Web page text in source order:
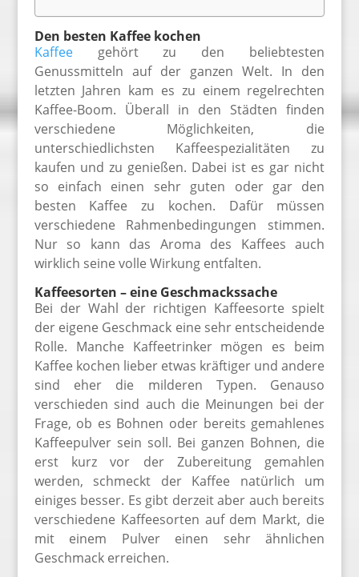
Den besten Kaffee kochen
Kaffeegehört zu den beliebtesten
Genussmitteln auf der ganzen Welt. In den
letzten Jahren kam es zu einem regelrechten
Kaffee-Boom. Überall in den Städten finden
verschiedene Möglichkeiten, die
unterschiedlichsten Kaffeespezialitäten zu
kaufen und zu genießen. Dabei ist es gar nicht
so einfach einen sehr guten oder gar den
besten Kaffee zu kochen. Dafür müssen
verschiedene Rahmenbedingungen stimmen.
Nur so kann das Aroma des Kaffees auch
wirklich seine volle Wirkung entfalten.
Kaffeesorten – eine Geschmackssache
Bei der Wahl der richtigen Kaffeesorte spielt
der eigene Geschmack eine sehr entscheidende
Rolle. Manche Kaffeetrinker mögen es beim
Kaffee kochen lieber etwas kräftiger und andere
sind eher die milderen Typen. Genauso
verschieden sind auch die Meinungen bei der
Frage, ob es Bohnen oder bereits gemahlenes
Kaffeepulver sein soll. Bei ganzen Bohnen, die
erst kurz vor der Zubereitung gemahlen
werden, schmeckt der Kaffee natürlich um
einiges besser. Es gibt derzeit aber auch bereits
verschiedene Kaffeesorten auf dem Markt, die
mit einem Pulver einen sehr ähnlichen
Geschmack erreichen.